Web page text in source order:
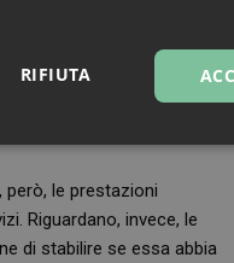
al caso concreto. Ne
migliore cura per lo
le prestazioni
Riguardano, invece, le
di stabilire se essa abbia
RIFIUTA
Non